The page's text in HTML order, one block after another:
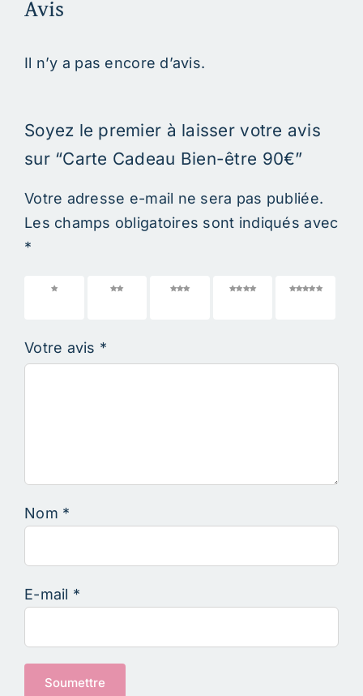
Avis
Il n’y a pas encore d’avis.
Soyez le premier à laisser votre avis
sur “Carte Cadeau Bien-être 90€”
Votre adresse e-mail ne sera pas publiée.
Les champs obligatoires sont indiqués avec
*
1 étoile
2 étoiles
3 étoiles
4 étoiles
5 étoiles
Votre avis *
Nom *
E-mail *